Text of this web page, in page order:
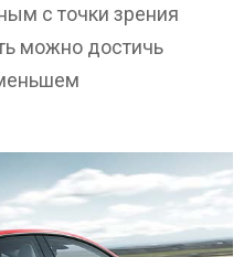
с точки зрения
можно достичь